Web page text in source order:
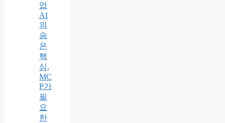
업
AI
의
숨
은
핵
심,
MC
P가
필
요
한